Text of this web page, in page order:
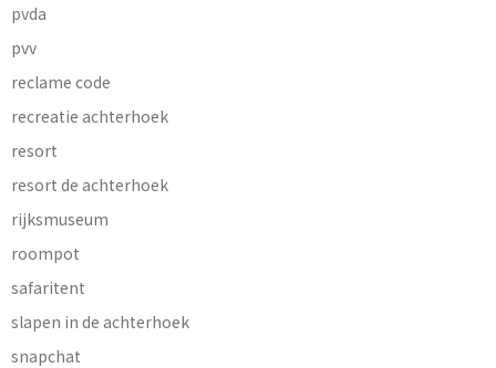
pvda
pvv
reclame code
recreatie achterhoek
resort
resort de achterhoek
rijksmuseum
roompot
safaritent
slapen in de achterhoek
snapchat